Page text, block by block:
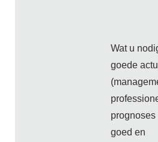
Wat u
goede
prognoses
goed en